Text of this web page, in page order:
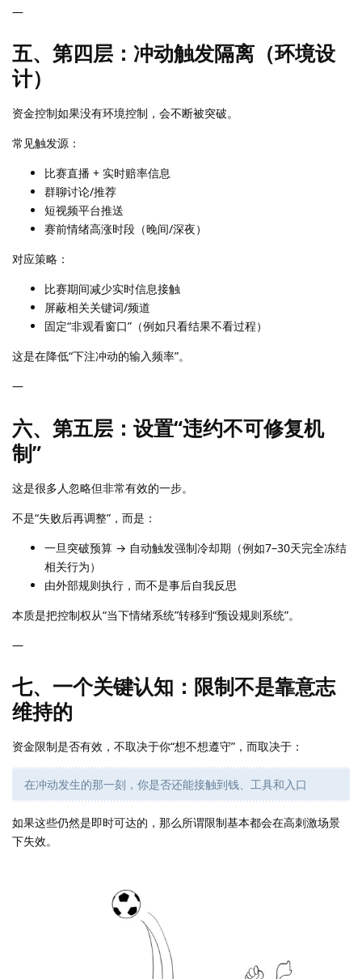
—
五、第四层：冲动触发隔离（环境设
计）
资金控制如果没有环境控制，会不断被突破。
常见触发源：
比赛直播 + 实时赔率信息
群聊讨论/推荐
短视频平台推送
赛前情绪高涨时段（晚间/深夜）
对应策略：
比赛期间减少实时信息接触
屏蔽相关关键词/频道
固定“非观看窗口”（例如只看结果不看过程）
这是在降低“下注冲动的输入频率”。
—
六、第五层：设置“违约不可修复机
制”
这是很多人忽略但非常有效的一步。
不是“失败后再调整”，而是：
一旦突破预算 → 自动触发强制冷却期（例如7–30天完全冻结
相关行为）
由外部规则执行，而不是事后自我反思
本质是把控制权从“当下情绪系统”转移到“预设规则系统”。
—
七、一个关键认知：限制不是靠意志
维持的
资金限制是否有效，不取决于你“想不想遵守”，而取决于：
在冲动发生的那一刻，你是否还能接触到钱、工具和入口
如果这些仍然是即时可达的，那么所谓限制基本都会在高刺激场景
下失效。